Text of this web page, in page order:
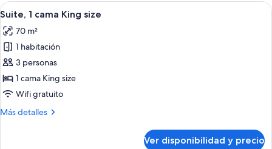
camas
Ver
todas
las
fotos
de
Suite,
1
King
Habitación de hotel con una cama
7
Suite, 1 cama King size
70 m²
1 habitación
3 personas
1 cama King size
Wifi gratuito
Más detalles
Más
Ver disponibilidad y precio